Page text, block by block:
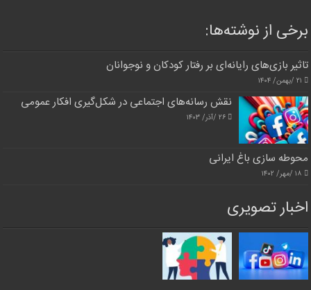
برخی از نوشته‌ها:
تاثیر بازی‌های رایانه‌ای بر رفتار کودکان و نوجوانان
۲۱ /بهمن/ ۱۴۰۴
نقش رسانه‌های اجتماعی در شکل‌گیری افکار عمومی
۲۶ /آذر/ ۱۴۰۳
محوطه سازی باغ ایرانی
۱۸ /مهر/ ۱۴۰۲
اخبار تصویری